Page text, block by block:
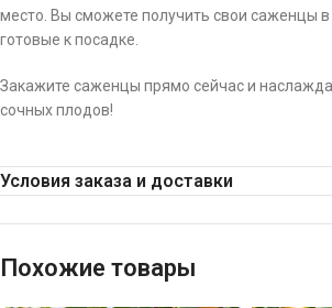
место. Вы сможете получить свои саженцы в
готовые к посадке.
Закажите саженцы прямо сейчас и
сочных плодов!
Условия заказа и доставки
Похожие товары